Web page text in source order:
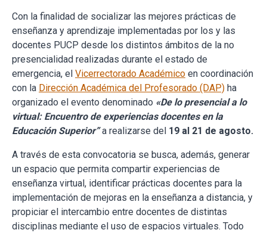
Con la finalidad de socializar las mejores prácticas de
enseñanza y aprendizaje implementadas por los y las
docentes PUCP desde los distintos ámbitos de la no
presencialidad realizadas durante el estado de
emergencia, el Vicerrectorado Académico en coordinación
con la Dirección Académica del Profesorado (DAP) ha
organizado el evento denominado «De lo presencial a lo
virtual: Encuentro de experiencias docentes en la
Educación Superior”a realizarse del 19 al 21 de agosto.
A través de esta convocatoria se busca, además, generar
un espacio que permita compartir experiencias de
enseñanza virtual, identificar prácticas docentes para la
implementación de mejoras en la enseñanza a distancia, y
propiciar el intercambio entre docentes de distintas
disciplinas mediante el uso de espacios virtuales. Todo